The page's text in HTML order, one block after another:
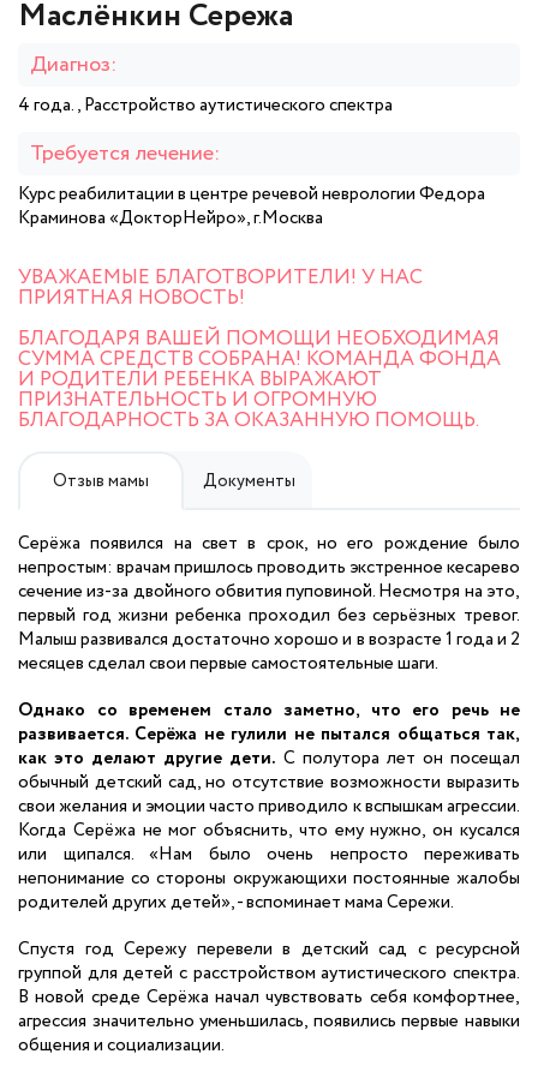
Маслёнкин Сережа
Диагноз:
4 года., Расстройство аутистического спектра
Требуется лечение:
Курс реабилитации в центре речевой неврологии Федора
Краминова «ДокторНейро», г.Москва
УВАЖАЕМЫЕ БЛАГОТВОРИТЕЛИ! У НАС
ПРИЯТНАЯ НОВОСТЬ!
БЛАГОДАРЯ ВАШЕЙ ПОМОЩИ НЕОБХОДИМАЯ
СУММА СРЕДСТВ СОБРАНА! КОМАНДА ФОНДА
И РОДИТЕЛИ РЕБЕНКА ВЫРАЖАЮТ
ПРИЗНАТЕЛЬНОСТЬ И ОГРОМНУЮ
БЛАГОДАРНОСТЬ ЗА ОКАЗАННУЮ ПОМОЩЬ.
Отзыв мамы Документы
Серёжа появился на свет в срок, но его рождение было
непростым: врачам пришлось проводить экстренное кесарево
сечение из-за двойного обвития пуповиной. Несмотря на это,
первый год жизниребенка проходил без серьёзных тревог.
Малышразвивался достаточно хорошо и в возрасте 1 года и 2
месяцев сделал свои первые самостоятельные шаги.
Однако со временем стало заметно, что его речь не
развивается. Серёжа не гулили не пытался общаться так,
как это делают другие дети. С полутора лет он посещал
обычный детский сад, но отсутствие возможности выразить
свои желания и эмоции часто приводило к вспышкам агрессии.
Когда Серёжа не мог объяснить, что ему нужно, он кусался
или щипался. «Нам было очень непросто переживать
непонимание со стороны окружающихи постоянные жалобы
родителей других детей», - вспоминает мама Сережи.
Спустя год Сережу перевели в детский сад с ресурсной
группой для детей с расстройством аутистического спектра.
В новой среде Серёжа начал чувствовать себя комфортнее,
агрессия значительно уменьшилась, появились первые навыки
общения и социализации.